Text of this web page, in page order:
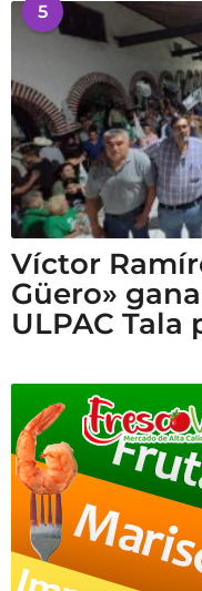
5
Víctor
Güero»
ULPAC Tala